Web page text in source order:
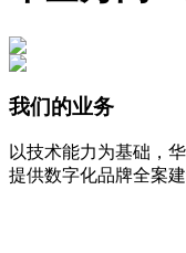
我们的业务
以技术能力为基础，
提供数字化品牌全案